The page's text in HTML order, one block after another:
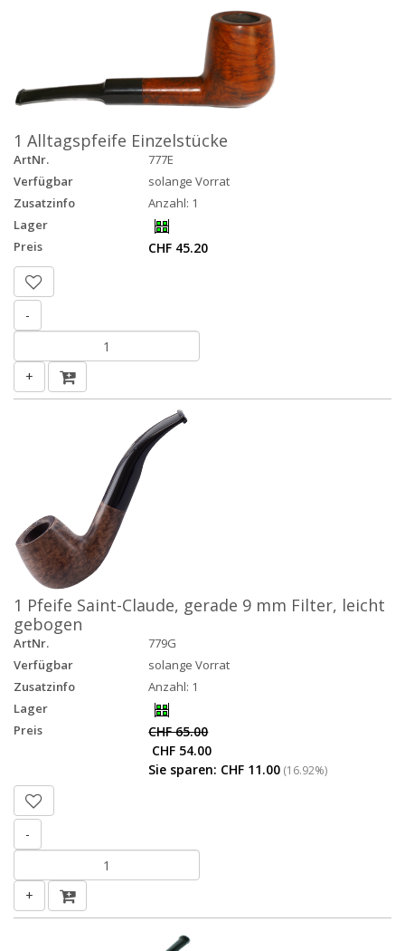
1 Alltagspfeife Einzelstücke
ArtNr.
777E
Verfügbar
solange Vorrat
Zusatzinfo
Anzahl: 1
Lager
Preis
CHF 45.20
-
+
1 Pfeife Saint-Claude, gerade 9 mm Filter, leicht
gebogen
ArtNr.
779G
Verfügbar
solange Vorrat
Zusatzinfo
Anzahl: 1
Lager
Preis
CHF 65.00
CHF 54.00
Sie sparen: CHF 11.00 (16.92%)
-
+